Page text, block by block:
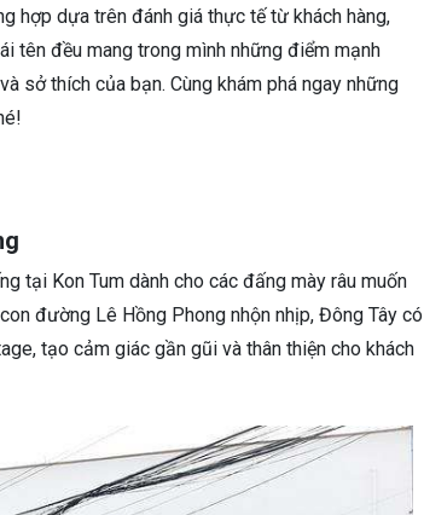
hợp dựa trên đánh giá thực tế từ khách hàng,
tên đều mang trong mình những điểm mạnh
sở thích của bạn. Cùng khám phá ngay những
tại Kon Tum dành cho các đấng mày râu muốn
đường Lê Hồng Phong nhộn nhịp, Đông Tây có
tạo cảm giác gần gũi và thân thiện cho khách